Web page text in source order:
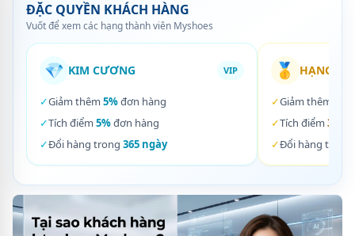
ĐẶC QUYỀN KHÁCH HÀNG
Vuốt để xem các hạng thành viên Myshoes
💎 KIM CƯƠNG VIP
✓Giảm thêm 5%đơn hàng
✓Tích điểm 5%đơn hàng
✓Đổi hàng trong 365 ngày
🥇 HẠNG
✓Giảm thêm
✓Tích điểm 3%
✓Đổi hàng trong